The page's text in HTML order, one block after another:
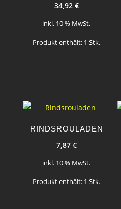
34,92 €
inkl. 10 % MwSt.
Produkt enthält: 1Stk.
RINDSROULADEN
7,87 €
inkl. 10 % MwSt.
Produkt enthält: 1Stk.